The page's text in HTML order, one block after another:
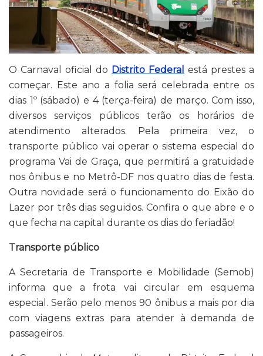
O Carnaval oficial do Distrito Federal está prestes a
começar. Este ano a folia será celebrada entre os
dias 1º (sábado) e 4 (terça-feira) de março. Com isso,
diversos serviços públicos terão os horários de
atendimento alterados. Pela primeira vez, o
transporte público vai operar o sistema especial do
programa Vai de Graça, que permitirá a gratuidade
nos ônibus e no Metrô-DF nos quatro dias de festa.
Outra novidade será o funcionamento do Eixão do
Lazer por três dias seguidos. Confira o que abre e o
que fecha na capital durante os dias do feriadão!
Transporte público
A Secretaria de Transporte e Mobilidade (Semob)
informa que a frota vai circular em esquema
especial. Serão pelo menos 90 ônibus a mais por dia
com viagens extras para atender à demanda de
passageiros.